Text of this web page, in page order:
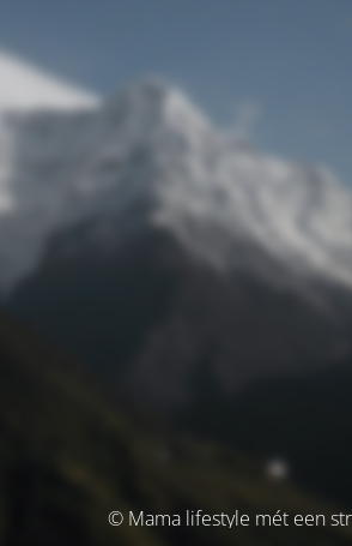
© Mama lifestyle mét een